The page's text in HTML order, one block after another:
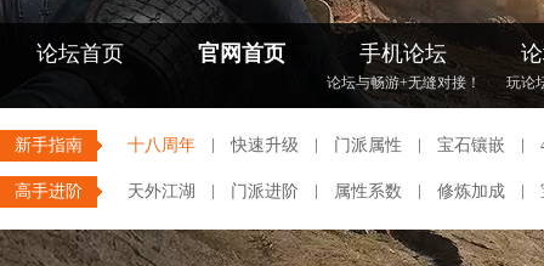
论坛首页 官网首页 手机论坛
论坛与畅游+无缝对接！ 玩论
新手指南 十八周年 快速升级 门派属性 宝石镶嵌
高手进阶 天外江湖 门派进阶 属性系数 修炼加成